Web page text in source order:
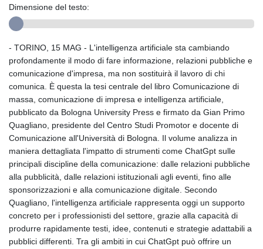
Dimensione del testo:
- TORINO, 15 MAG - L'intelligenza artificiale sta cambiando
profondamente il modo di fare informazione, relazioni pubbliche e
comunicazione d'impresa, ma non sostituirà il lavoro di chi
comunica. È questa la tesi centrale del libro Comunicazione di
massa, comunicazione di impresa e intelligenza artificiale,
pubblicato da Bologna University Press e firmato da Gian Primo
Quagliano, presidente del Centro Studi Promotor e docente di
Comunicazione all'Università di Bologna. Il volume analizza in
maniera dettagliata l'impatto di strumenti come ChatGpt sulle
principali discipline della comunicazione: dalle relazioni pubbliche
alla pubblicità, dalle relazioni istituzionali agli eventi, fino alle
sponsorizzazioni e alla comunicazione digitale. Secondo
Quagliano, l'intelligenza artificiale rappresenta oggi un supporto
concreto per i professionisti del settore, grazie alla capacità di
produrre rapidamente testi, idee, contenuti e strategie adattabili a
pubblici differenti. Tra gli ambiti in cui ChatGpt può offrire un